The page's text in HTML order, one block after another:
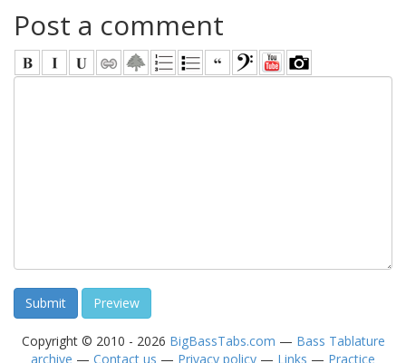
Post a comment
Copyright © 2010 - 2026 BigBassTabs.com — Bass Tablature
archive — Contact us — Privacy policy — Links — Practice